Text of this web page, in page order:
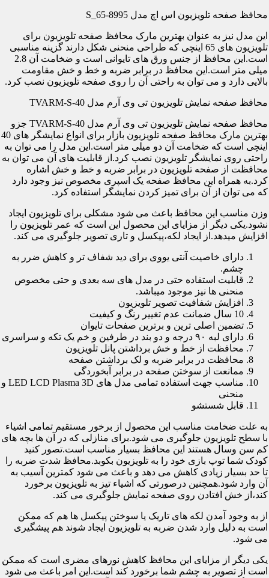
محافظ صفحه تلویزیون اس اچ مدل S_65-8995
این مدل نیز به عنوان بهترین مارک محافظ صفحه تلویزیون برای
تلویزیون های 65 اینچی که طراحی منحنی شکل دارند گزینه مناسبی
است.این محافظ از جنس ورق های تایوانی است و ضخامت آن 2.8
میلی متر است.این محافظ در برابر ضربه و خط و خش مقاومت
بالایی دارد و می توان به راحتی آن را روی صفحه تلویزیون نصب کرد.
محافظ صفحه نمایش تلویزیون تی وی آرم مدل TVARM-S-40
محافظ صفحه نمایش تلویزیون تی وی آرم مدل TVARM-S-40 جزو
بهترین مارک محافظ صفحه تلویزیون بازار برای انواع نمایشگر های 40
اینچی است که ضخامت آن دو میلی متر است.این مدل را می توان به
راحتی روی نمایشگر تلویزیون نصب کرد.از قابلیت های آن می توان به
محافظت از صفحه تلویزیون در برابر ضربه و خط و خش اشاره
کرد.به همراه این محافظ صفحه یک اسپری مخصوص نیز وجود دارد
که می توان از آن برای تمیز کردن نمایشگر استفاده کرد.
وزن مناسب این محافظ باعث می شود مشکلی برای تلویزیون ایجاد
نشود.یکی دیگر از مزایای این محصول این است که عمر تلویزیون را
افزایش میدهد.از ایجاد لکه،پیکسل و تاری تصویر جلوگیری می کند.
دارای خاصیت آنتی یووی برای دید شفاف تر و کاهش ضرر به
چشم.
قابلیت استفاده حتی در مدل های سه بعدی و حتی مخصوص
منحنی ها نیز موجود میباشد.
افزایش شفافیت تصویر تلویزیون
10 سال ضمانت عدم تغییر رنگ و کیفیت
تضمین اصلی ترین و برترین صفحات تایوان
دارای لبه ۹۰ درجه و دو بند در طرفین و خم یک تکه و سراسری
محافظت از خط و خش برداشتن پانل تلویزیون
محافظت در برابر ضربه و لک برداشتن صفحه
ممانعت از سوختن صفحه در برابر آبخوردگی
مناسب جهت استفاده تمامی مدل های LED LCD Plasma 3D و
منحنی
قابل شستشو
به علت ضخامت مناسب این محصول از برخور مستقیم تمامی اشیاء
با سطح تلویزیون جلوگیری می شود.برای منازلی که در آن ها بچه های
کم سن وسال هستند این محافظ بسیار مناسب است.تصور کنید
کودک شما توپ بازی خود را به تلویزیون بکوبد.محافظ شدت ضربه را
تا حد بسیار زیادی کاهش می دهد و باعث می شود کمترین آسیب به
آن وارد شود.همچنین درصورتی که اشیاء تیز به تلویزیون برخورد
کند،از خش افتادن روی صفحه نمایش جلوگیری می کند.
از به وجود آمدن لکه های تاریک یا سوختن پیکسل ها هم که ممکن
است به دلیل وارد شدن ضربه به تلویزیون ایجاد شوند هم پیشگیری
می شود.
یکی دیگر از مزایای این محافظ کاهش نورهای مضری است که ممکن
است از تصویر به چشم شما برخورد کند است.این امر باعث می شود